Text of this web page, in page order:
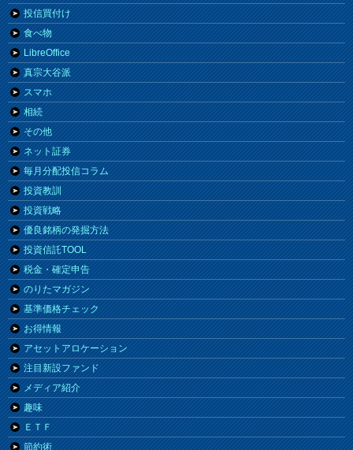
投信買付け
食べ物
LibreOffice
真宗大谷派
スマホ
相続
その他
ネット証券
毎月分配投信コラム
投資教訓
投資戦略
優良銘柄の発掘方法
投資信託TOOL
税金・確定申告
のりたマガジン
基準価格チェック
お得情報
アセットアロケーション
注目新設ファンド
メディア紹介
趣味
ＥＴＦ
節約術